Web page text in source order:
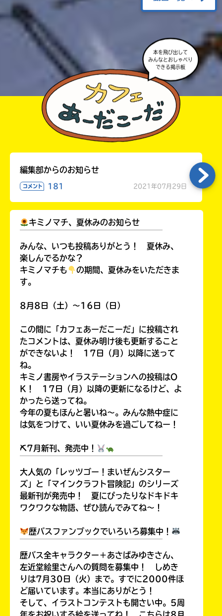
本を飛び出して
みんなとおしゃべり
できる掲示板
編集部からのお知らせ
コメント 181 2021年07月29日
キミノマチ、夏休みのお知らせ
みんな、いつも投稿ありがとう！ 夏休み、
楽しんでるかな？
キミノマチも
の期間、夏休みをいただきま
す。
8月8日（土）～16日（日）
この間に「カフェあーだこーだ」に投稿され
たコメントは、夏休み明け後も更新すること
ができないよ！ 17日（月）以降に送って
ね。
キミノ書房やイラステーションへの投稿はO
K！ 17日（月）以降の更新になるけど、よ
かったら送ってね。
今年の夏もほんと暑いね～。みんな熱中症に
は気をつけて、いい夏休みを過ごしてねー！
⛏7月新刊、発売中！
大人気の「レッツゴー！まいぜんシスター
ズ」と「マインクラフト冒険記」のシリーズ
最新刊が発売中！ 夏にぴったりなドキドキ
ワクワクな物語、ぜひ読んでみてね～！
歴バスファンブックでいろいろ募集中！
歴バス全キャラクター＋あさばみゆきさん、
左近堂絵里さんへの質問を募集中！ しめき
りは7月30日（火）まで。すでに2000件ほ
ど届いています。本当にありがとう！
そして、イラストコンテストも開さい中。5周